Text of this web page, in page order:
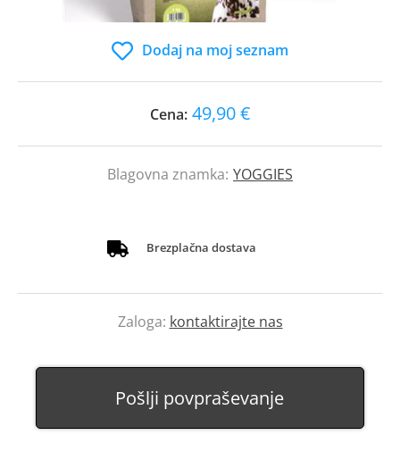
Dodaj na moj seznam
Cena: 49,90 €
Blagovna znamka: YOGGIES
Brezplačna dostava
Zaloga: kontaktirajte nas
Pošlji povpraševanje